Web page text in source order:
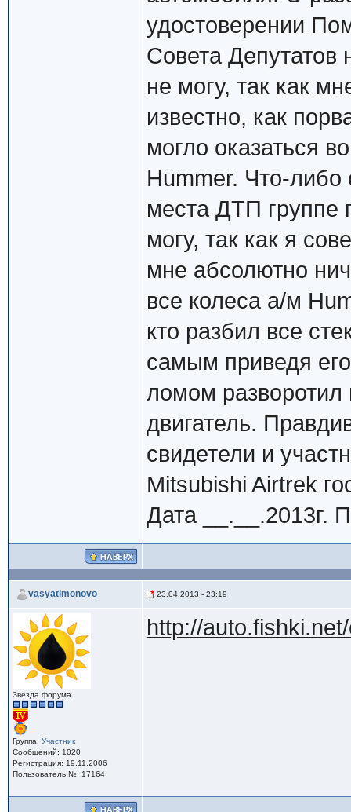
удостоверении
Совета
не могу, так как
известно, как
могло оказаться
Hummer. Что-либо
места ДТП группе
могу, так как я
мне абсолютно
все колеса а/м
кто разбил все
самым приведя
ломом разворотил
двигатель.
свидетели и
Mitsubishi Airtrek
Дата __.__.2013г.
vasyatimonovo 23.04.2013 - 23:19
Звезда форума
Группа: Участник
Сообщений: 1020
Регистрация: 19.11.2006
Пользователь №: 17164
http://